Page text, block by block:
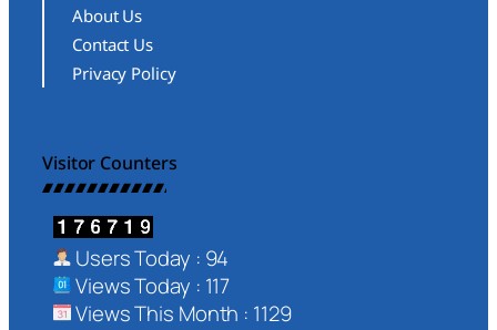
About Us
Contact Us
Privacy Policy
Visitor Counters
Users Today : 94
Views Today : 117
Views This Month : 1129